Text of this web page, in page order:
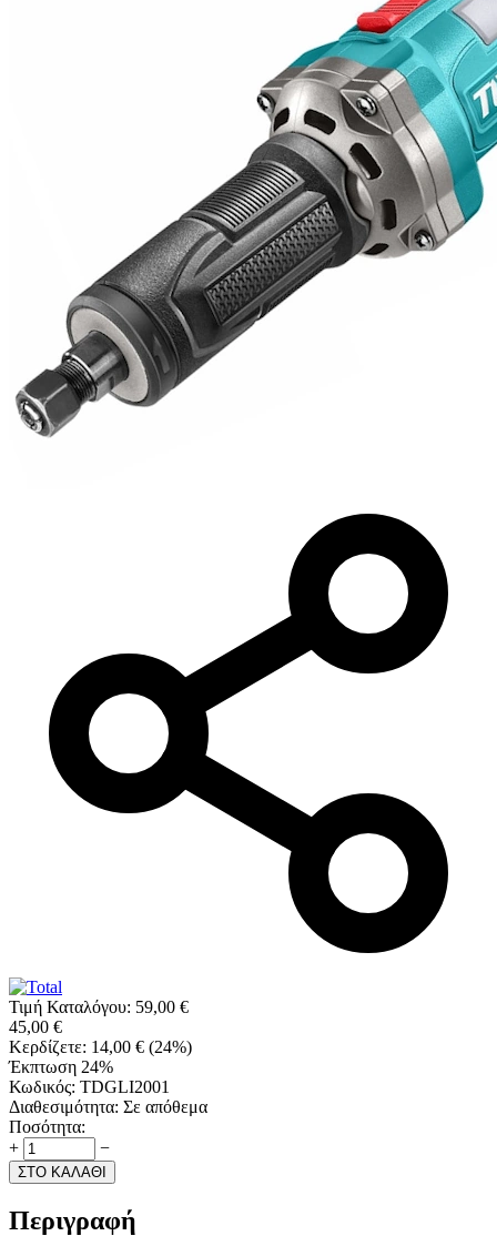
Τιμή Καταλόγου: 59,00 €
45,00 €
Κερδίζετε: 14,00 € (24%)
Έκπτωση 24%
Κωδικός: TDGLI2001
Διαθεσιμότητα: Σε απόθεμα
Ποσότητα:
+
−
ΣΤΟ ΚΑΛΑΘΙ
Περιγραφή